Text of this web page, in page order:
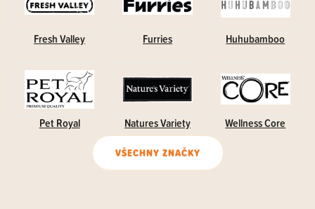
Fresh Valley Furries Huhubamboo
Pet Royal Natures Variety Wellness Core
VŠECHNY ZNAČKY